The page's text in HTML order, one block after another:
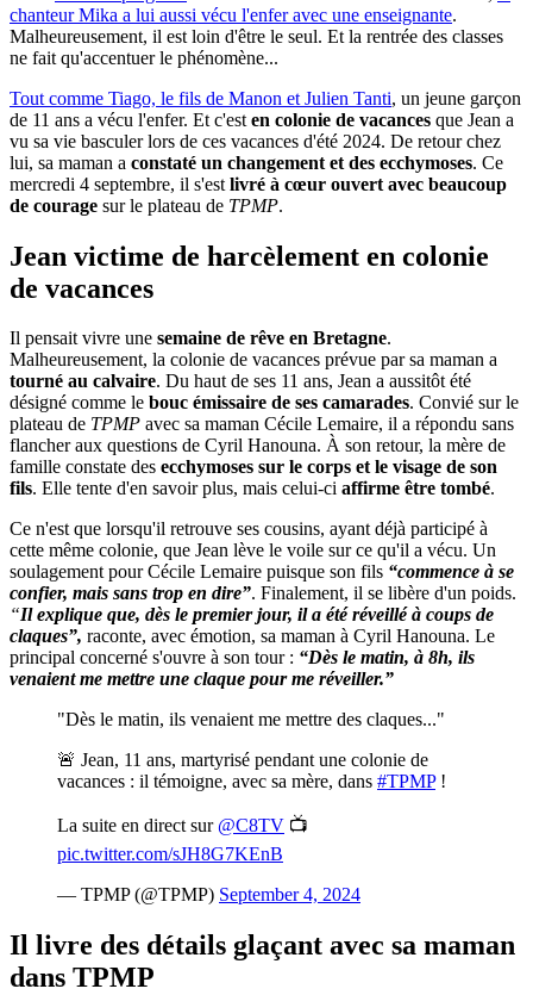
chanteur Mika a lui aussi vécu l'enfer avec une enseignante.
Malheureusement, il est loin d'être le seul. Et la rentrée des classes
ne fait qu'accentuer le phénomène...
Tout comme Tiago, le fils de Manon et Julien Tanti, un jeune garçon
de 11 ans a vécu l'enfer. Et c'est en colonie de vacances que Jean a
vu sa vie basculer lors de ces vacances d'été 2024. De retour chez
lui, sa maman a constaté un changement et des ecchymoses. Ce
mercredi 4 septembre, il s'est livré à cœur ouvert avec beaucoup
de courage sur le plateau de TPMP.
Jean victime de harcèlement en colonie
de vacances
Il pensait vivre une semaine de rêve en Bretagne.
Malheureusement, la colonie de vacances prévue par sa maman a
tourné au calvaire. Du haut de ses 11 ans, Jean a aussitôt été
désigné comme le bouc émissaire de ses camarades. Convié sur le
plateau de TPMP avec sa maman Cécile Lemaire, il a répondu sans
flancher aux questions de Cyril Hanouna. À son retour, la mère de
famille constate des ecchymoses sur le corps et le visage de son
fils. Elle tente d'en savoir plus, mais celui-ci affirme être tombé.
Ce n'est que lorsqu'il retrouve ses cousins, ayant déjà participé à
cette même colonie, que Jean lève le voile sur ce qu'il a vécu. Un
soulagement pour Cécile Lemaire puisque son fils “commence à se
confier, mais sans trop en dire”. Finalement, il se libère d'un poids.
“Il explique que, dès le premier jour, il a été réveillé à coups de
claques”, raconte, avec émotion, sa maman à Cyril Hanouna. Le
principal concerné s'ouvre à son tour : “Dès le matin, à 8h, ils
venaient me mettre une claque pour me réveiller.”
"Dès le matin, ils venaient me mettre des claques..."
🚨 Jean, 11 ans, martyrisé pendant une colonie de
vacances : il témoigne, avec sa mère, dans #TPMP!
La suite en direct sur @C8TV 📺
pic.twitter.com/sJH8G7KEnB
— TPMP (@TPMP) September 4, 2024
Il livre des détails glaçant avec sa maman
dans TPMP